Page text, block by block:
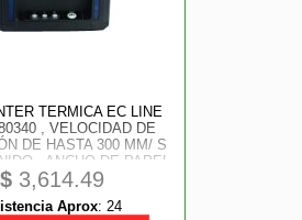
TERMICA EC LINE
, VELOCIDAD DE
DE HASTA 300 MM/ S
, ANCHO DE PAPEL
ETHERNET +
+ USB , CORTE
AUTOMÁTICO
$3,614.49
Aprox: 24